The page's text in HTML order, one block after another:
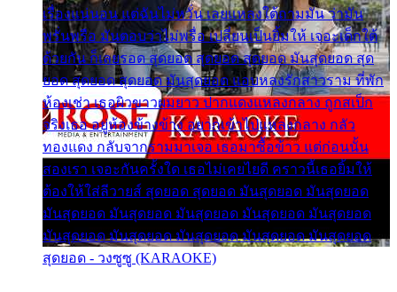
เรื่องแน่นอน แต่ฉันไม่หวั่น เลยแหลงใต้ถามมัน ว่ามัน
พรั่นพรือ มันตอบว่าไม่พรื่อ เปลี่ยนเป็นยิ้มให้ เจอะเด็กใต้
ด้วยกัน ก็เลยรอด สุดยอด สุดยอด สุดยอด มันสุดยอด สุด
ยอด สุดยอด สุดยอด มันสุดยอด แอบหลงรักสาวราม ที่พัก
ห้องเช่า เธอผิวขาวผมยาว ปากแดงแหลงกลาง ถูกสเป็ก
จริงเธอ อยู่ห้องข้างข้าง อยากเข้าไปแหลงกลาง กลัว
ทองแดง กลับจากรามมาเจอ เธอมาซื้อข้าว แต่ก่อนนั้น
สองเรา เจอะกันครั้งใด เธอไม่เคยไยดี คราวนี้เธอยิ้มให้
ต้องให้ใส่ลีวายส์ สุดยอด สุดยอด มันสุดยอด มันสุดยอด
มันสุดยอด มันสุดยอด มันสุดยอด มันสุดยอด มันสุดยอด
มันสุดยอด มันสุดยอด มันสุดยอด มันสุดยอด มันสุดยอด
สุดยอด - วงซูซู (KARAOKE)